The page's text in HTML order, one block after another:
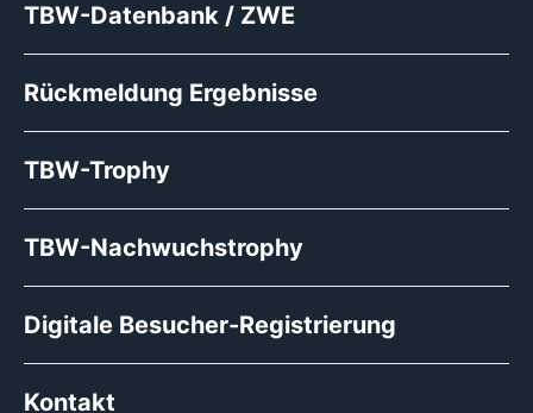
TBW-Datenbank / ZWE
Rückmeldung Ergebnisse
TBW-Trophy
TBW-Nachwuchstrophy
Digitale Besucher-Registrierung
Kontakt